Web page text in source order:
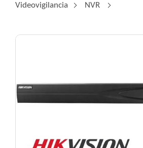
Videovigilancia NVR